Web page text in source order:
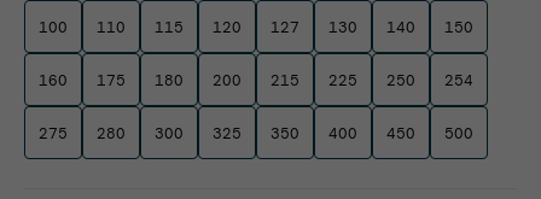
100 110 115 120 127 130 140 150
160 175 180 200 215 225 250 254
275 280 300 325 350 400 450 500